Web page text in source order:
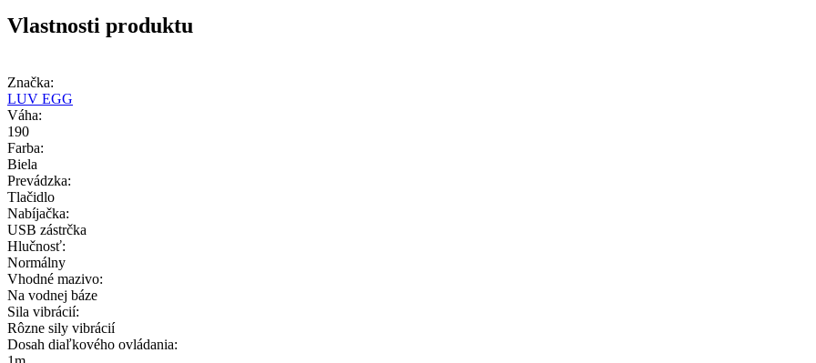
Vlastnosti produktu
Značka:
LUV EGG
Váha:
190
Farba:
Biela
Prevádzka:
Tlačidlo
Nabíjačka:
USB zástrčka
Hlučnosť:
Normálny
Vhodné mazivo:
Na vodnej báze
Sila vibrácií:
Rôzne sily vibrácií
Dosah diaľkového ovládania: